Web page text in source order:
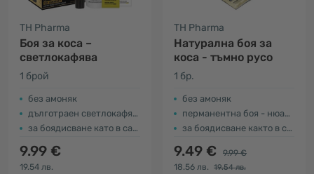
TH Pharma
Боя за коса –
светлокафява
1 брой
без амоняк
дълготраен светлокафяв цвят - нюанс № 5
за боядисване като в салон
9.99 €
19.54 лв.
TH Pharma
Натурална боя за
коса - тъмно русо
1 бр.
без амоняк
перманентна боя - нюанс 6
за боядисване както в салона
9.49 €
9.99 €
18.56 лв.
19.54 лв.